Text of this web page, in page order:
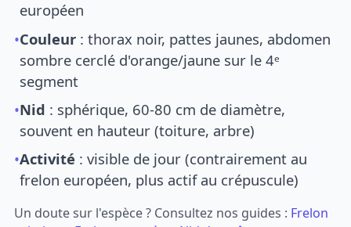
européen
•Couleur : thorax noir, pattes jaunes, abdomen
sombre cerclé d'orange/jaune sur le 4ᵉ
segment
•Nid : sphérique, 60-80 cm de diamètre,
souvent en hauteur (toiture, arbre)
•Activité : visible de jour (contrairement au
frelon européen, plus actif au crépuscule)
Un doute sur l'espèce ? Consultez nos guides : Frelon